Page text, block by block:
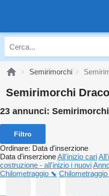
Semirimorchi
Semirimorchi Draco
23 annunci:
Filtro
Ordinare: Data d'inserzione
Data d'inserzioneAll'inizio cari
costruzione - all'inizio i nuovi
Chilometraggio ⬊